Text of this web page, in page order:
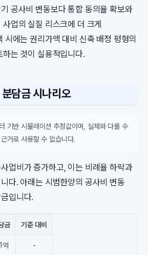
공사비 변동보다 통합 동의율 확보와
업의 실질 리스크에 더 크게
시에는 권리가액 대비 신축 배정 평형의
는 것이 실용적입니다.
담금 시나리오
기반 시뮬레이션 추정값이며, 실제와 다를 수
거로 사용할 수 없습니다.
업비가 증가하고, 이는 비례율 하락과
다. 아래는 시범한양의 공사비 변동
입니다.
금 기준 대비
억 -